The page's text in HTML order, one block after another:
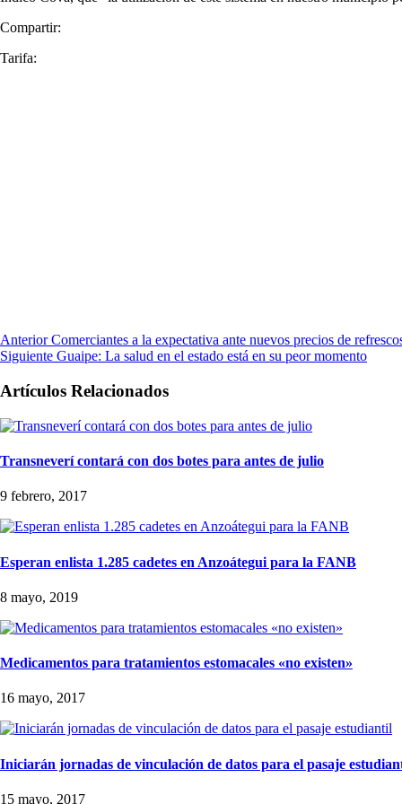
Compartir:
Tarifa:
Anterior Comerciantes a la expectativa ante nuevos precios de
Siguiente Guaipe: La salud en el estado está en su peor momento
Artículos Relacionados
Transneverí contará con dos botes para antes de julio
9 febrero, 2017
Esperan enlista 1.285 cadetes en Anzoátegui para la FANB
8 mayo, 2019
Medicamentos para tratamientos estomacales «no existen»
16 mayo, 2017
Iniciarán jornadas de vinculación de datos para el pasaje
15 mayo, 2017